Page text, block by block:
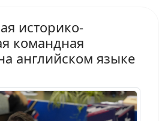
историко-
командная
английском языке